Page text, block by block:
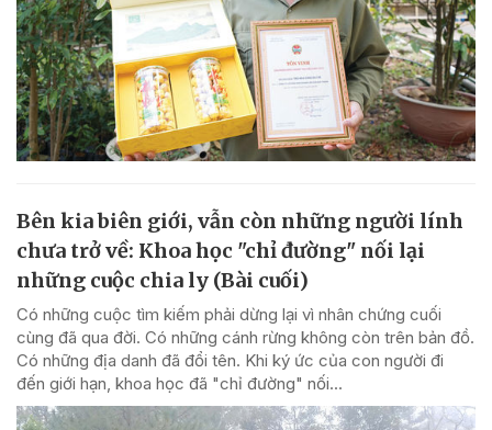
Bên kia biên giới, vẫn còn những người lính
chưa trở về: Khoa học "chỉ đường" nối lại
những cuộc chia ly (Bài cuối)
Có những cuộc tìm kiếm phải dừng lại vì nhân chứng cuối
cùng đã qua đời. Có những cánh rừng không còn trên bản đồ.
Có những địa danh đã đổi tên. Khi ký ức của con người đi
đến giới hạn, khoa học đã "chỉ đường" nối...